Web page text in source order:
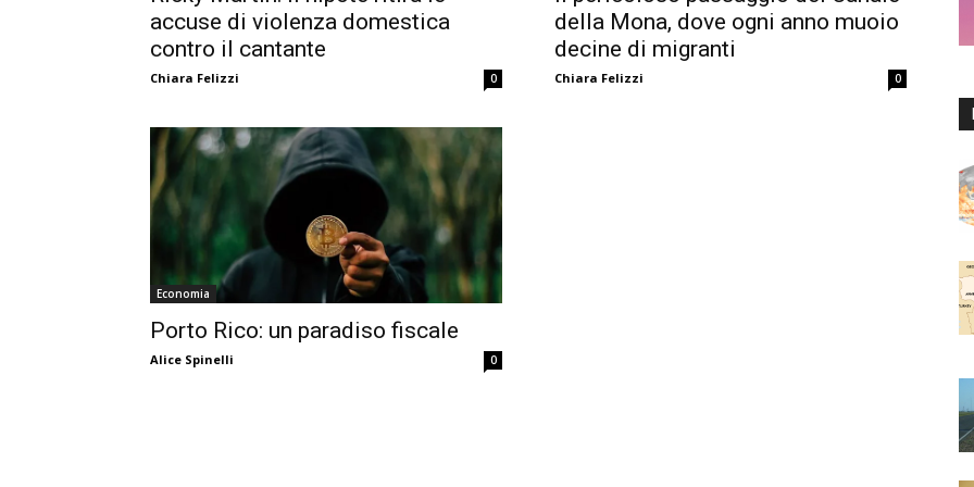
accuse di violenza domestica
contro il cantante
Chiara Felizzi 0
della Mona, dove ogni anno muoio
decine di migranti
Chiara Felizzi 0
Economia
Porto Rico: un paradiso fiscale
Alice Spinelli 0